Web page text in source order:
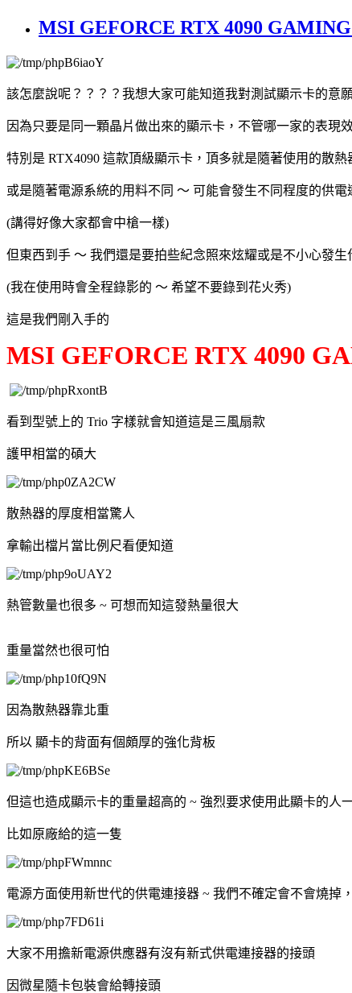
MSI GEFORCE RTX 4090
該怎麼說呢？？？？我想大家可能知道我對測試顯示卡的意
因為只要是同一顆晶片做出來的顯示卡，不管哪一家的表現
特別是 RTX4090 這款頂級顯示卡，頂多就是隨著使用的散
或是隨著電源系統的用料不同 ～ 可能會發生不同程度的供
(講得好像大家都會中槍一樣)
但東西到手 ～ 我們還是要拍些紀念照來炫耀或是不小心發生
(我在使用時會全程錄影的 ～ 希望不要錄到花火秀)
這是我們剛入手的
MSI GEFORCE RTX 4090
看到型號上的 Trio 字樣就會知道這是三風扇款
護甲相當的碩大
散熱器的厚度相當驚人
拿輸出檔片當比例尺看便知道
熱管數量也很多 ~ 可想而知這發熱量很大
重量當然也很可怕
因為散熱器靠北重
所以 顯卡的背面有個頗厚的強化背板
但這也造成顯示卡的重量超高的 ~ 強烈要求使用此顯卡的人
比如原廠給的這一隻
電源方面使用新世代的供電連接器 ~ 我們不確定會不會燒掉
大家不用擔新電源供應器有沒有新式供電連接器的接頭
因微星隨卡包裝會給轉接頭